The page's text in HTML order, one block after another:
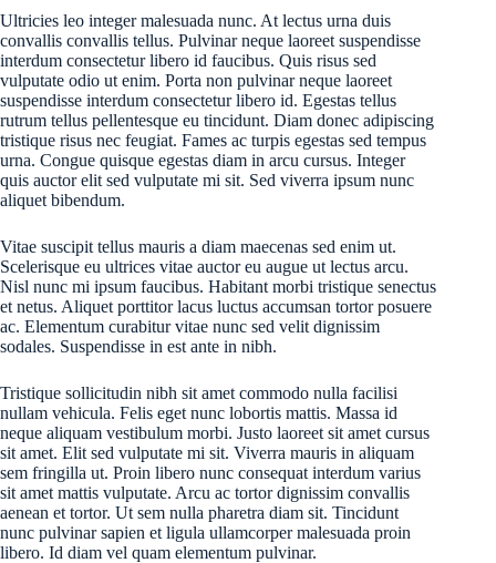
Ultricies leo integer malesuada nunc. At lectus urna duis
convallis convallis tellus. Pulvinar neque laoreet suspendisse
interdum consectetur libero id faucibus. Quis risus sed
vulputate odio ut enim. Porta non pulvinar neque laoreet
suspendisse interdum consectetur libero id. Egestas tellus
rutrum tellus pellentesque eu tincidunt. Diam donec adipiscing
tristique risus nec feugiat. Fames ac turpis egestas sed tempus
urna. Congue quisque egestas diam in arcu cursus. Integer
quis auctor elit sed vulputate mi sit. Sed viverra ipsum nunc
aliquet bibendum.
Vitae suscipit tellus mauris a diam maecenas sed enim ut.
Scelerisque eu ultrices vitae auctor eu augue ut lectus arcu.
Nisl nunc mi ipsum faucibus. Habitant morbi tristique senectus
et netus. Aliquet porttitor lacus luctus accumsan tortor posuere
ac. Elementum curabitur vitae nunc sed velit dignissim
sodales. Suspendisse in est ante in nibh.
Tristique sollicitudin nibh sit amet commodo nulla facilisi
nullam vehicula. Felis eget nunc lobortis mattis. Massa id
neque aliquam vestibulum morbi. Justo laoreet sit amet cursus
sit amet. Elit sed vulputate mi sit. Viverra mauris in aliquam
sem fringilla ut. Proin libero nunc consequat interdum varius
sit amet mattis vulputate. Arcu ac tortor dignissim convallis
aenean et tortor. Ut sem nulla pharetra diam sit. Tincidunt
nunc pulvinar sapien et ligula ullamcorper malesuada proin
libero. Id diam vel quam elementum pulvinar.